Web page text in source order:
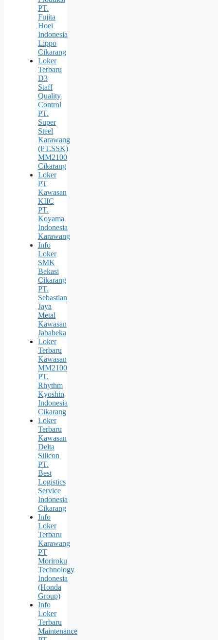
PT.
Fujita
Hoei
Indonesia
Lippo
Cikarang
Loker
Terbaru
D3
Staff
Quality
Control
PT.
Super
Steel
Karawang
(PT.SSK)
MM2100
Cikarang
Loker
PT
Kawasan
KIIC
PT.
Koyama
Indonesia
Karawang
Info
Loker
SMK
Bekasi
Cikarang
PT.
Sebastian
Jaya
Metal
Kawasan
Jababeka
Loker
Terbaru
Kawasan
MM2100
PT.
Rhythm
Kyoshin
Indonesia
Cikarang
Loker
Terbaru
Kawasan
Delta
Silicon
PT.
Best
Logistics
Service
Indonesia
Cikarang
Info
Loker
Terbaru
Karawang
PT
Moriroku
Technology
Indonesia
(Honda
Group)
Info
Loker
Terbaru
Maintenance